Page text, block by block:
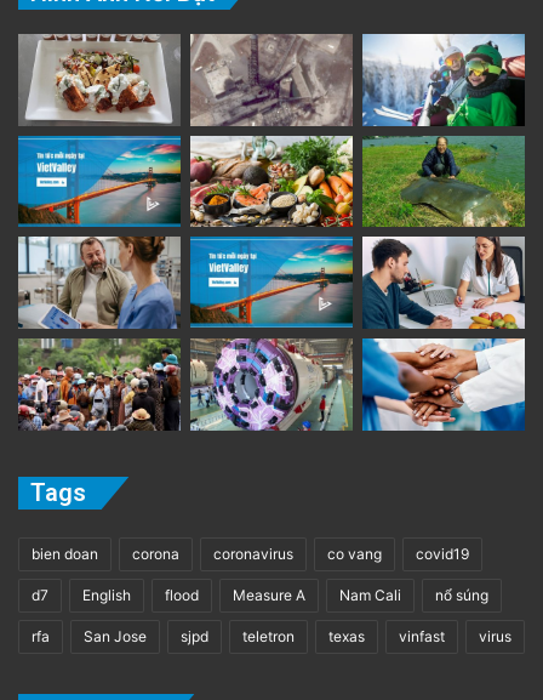
Tags
bien doan corona coronavirus co vang covid19
d7 English flood Measure A Nam Cali nổ súng
rfa San Jose sjpd teletron texas vinfast virus